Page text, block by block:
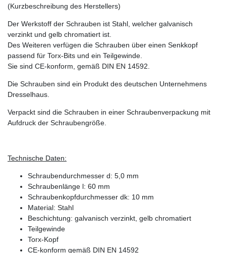
(Kurzbeschreibung des Herstellers)
Der Werkstoff der Schrauben ist Stahl, welcher galvanisch
verzinkt und gelb chromatiert ist.
Des Weiteren verfügen die Schrauben über einen Senkkopf
passend für Torx-Bits und ein Teilgewinde.
Sie sind CE-konform, gemäß DIN EN 14592.
Die Schrauben sind ein Produkt des deutschen Unternehmens
Dresselhaus.
Verpackt sind die Schrauben in einer Schraubenverpackung mit
Aufdruck der Schraubengröße.
Technische Daten:
Schraubendurchmesser d: 5,0 mm
Schraubenlänge l: 60 mm
Schraubenkopfdurchmesser dk: 10 mm
Material: Stahl
Beschichtung: galvanisch verzinkt, gelb chromatiert
Teilgewinde
Torx-Kopf
CE-konform gemäß DIN EN 14592